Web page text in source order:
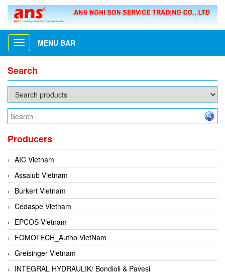
Toggle
navigation
MENU BAR
Search
Producers
AIC Vietnam
Assalub Vietnam
Burkert Vietnam
Cedaspe Vietnam
EPCOS Vietnam
FOMOTECH_Autho VietNam
Greisinger Vietnam
INTEGRAL HYDRAULIK/ Bondioli & Pavesi